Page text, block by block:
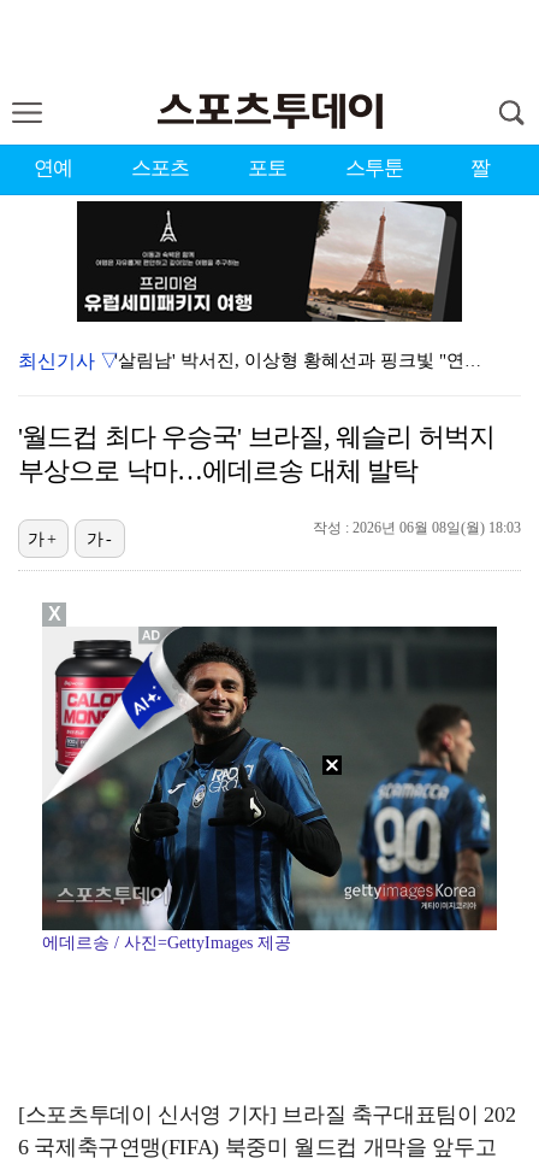
연예 스포츠 포토 스투툰 짤
'살림남' 박서진, 이상형 황혜선과 핑크빛 "연락처 드…
대한축구협회 '심판 성접대' 논란에…서경덕 교수 "외신…
최예나, 노출 NO '워터밤 부산' 전신슈트 화제…"안…
[ST포토] 강채연-장은수-서어진, 승리의 브이
[ST포토] 강채연, 첫 우승 정조준
[ST포토] 신다인, 역전 기대하세요
최신기사 ▽
'월드컵 최다 우승국' 브라질, 웨슬리 허벅지
부상으로 낙마…에데르송 대체 발탁
작성 : 2026년 06월 08일(월) 18:03
가+ 가-
에데르송 / 사진=GettyImages 제공
[스포츠투데이 신서영 기자] 브라질 축구대표팀이 202
6 국제축구연맹(FIFA) 북중미 월드컵 개막을 앞두고
X